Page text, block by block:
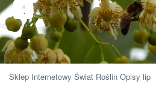
Sklep Internetowy Świat Roślin Opisy lip